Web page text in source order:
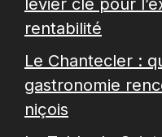
rentabilité
Le Chantecler :
gastronomie
niçois